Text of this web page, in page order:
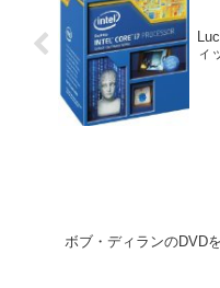
ィ
ボブ・ディランのDVD